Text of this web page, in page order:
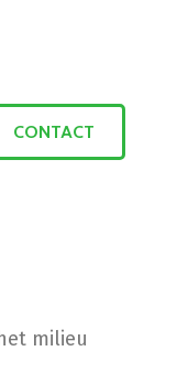
CONTACT
milieu